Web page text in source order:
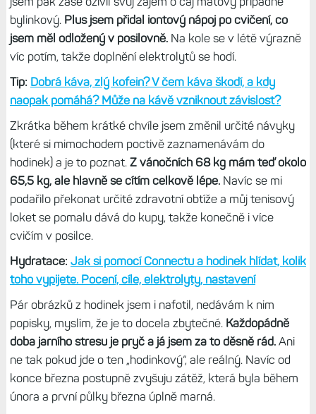
bylinkový. Plus jsem přidal iontový nápoj po cvičení, co
jsem měl odložený v posilovně.Na kole se v létě výrazně
víc potím, takže doplnění elektrolytů se hodí.
Tip: Dobrá káva, zlý kofein? V čem káva škodí, a kdy
naopak pomáhá? Může na kávě vzniknout závislost?
Zkrátka během krátké chvíle jsem změnil určité návyky
(které si mimochodem poctivě zaznamenávám do
hodinek) a je to poznat. Z vánočních 68 kg mám teď okolo
65,5 kg, ale hlavně se cítím celkově lépe.Navíc se mi
podařilo překonat určité zdravotní obtíže a můj tenisový
loket se pomalu dává do kupy, takže konečně i více
cvičím v posilce.
Hydratace: Jak si pomocí Connectu a hodinek hlídat, kolik
toho vypijete. Pocení, cíle, elektrolyty, nastavení
Pár obrázků z hodinek jsem i nafotil, nedávám k nim
popisky, myslím, že je to docela zbytečné. Každopádně
doba jarního stresu je pryč a já jsem za to děsně rád.Ani
ne tak pokud jde o ten „hodinkový“, ale reálný. Navíc od
konce března postupně zvyšuju zátěž, která byla během
února a první půlky března úplně marná.